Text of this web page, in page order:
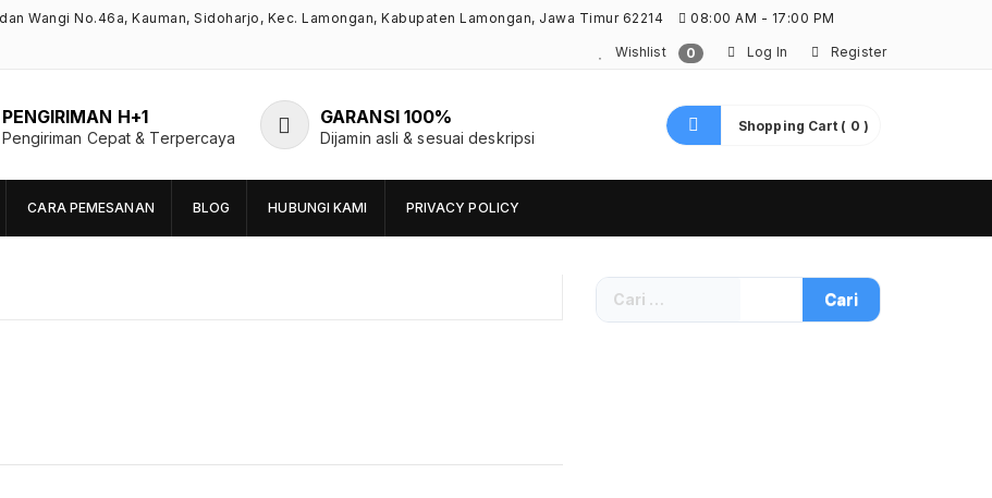
Wangi No.46a, Kauman, Sidoharjo, Kec. Lamongan, Kabupaten Lamongan, Jawa Timur 62214 08:00 AM - 17:00 PM
Wishlist 0 Log In Register
PENGIRIMAN H+1
Pengiriman Cepat & Terpercaya
GARANSI 100%
Dijamin asli & sesuai deskripsi
Shopping Cart ( 0 )
CARA PEMESANAN BLOG HUBUNGI KAMI PRIVACY POLICY
Cari
untuk: